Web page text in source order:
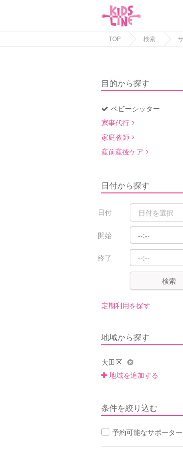
TOP 検索
目的から探す
ベビーシッター
家事代行
家庭教師
産前産後ケア
日付から探す
日付
開始
終了
検索
定期利用を探す
地域から探す
大田区
地域を追加する
条件を絞り込む
予約可能なサポーター